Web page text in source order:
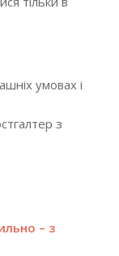
умовах і
з
– з